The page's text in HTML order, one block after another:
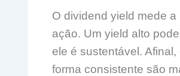
O dividend yield mede
ação. Um yield alto
ele é sustentável.
forma consistente são